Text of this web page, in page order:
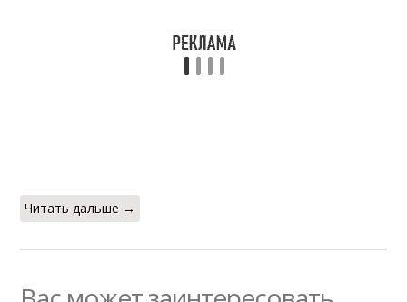
Читать дальше →